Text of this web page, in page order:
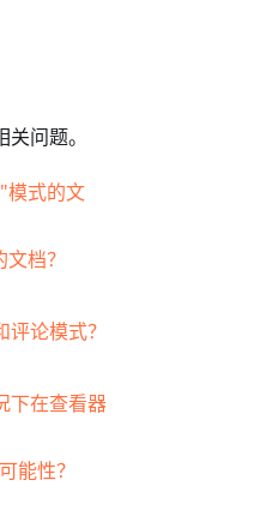
问题。
模式的文
档？
论模式？
下在查看器
能性？